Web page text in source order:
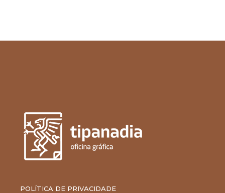
POLÍTICA DE PRIVACIDADE